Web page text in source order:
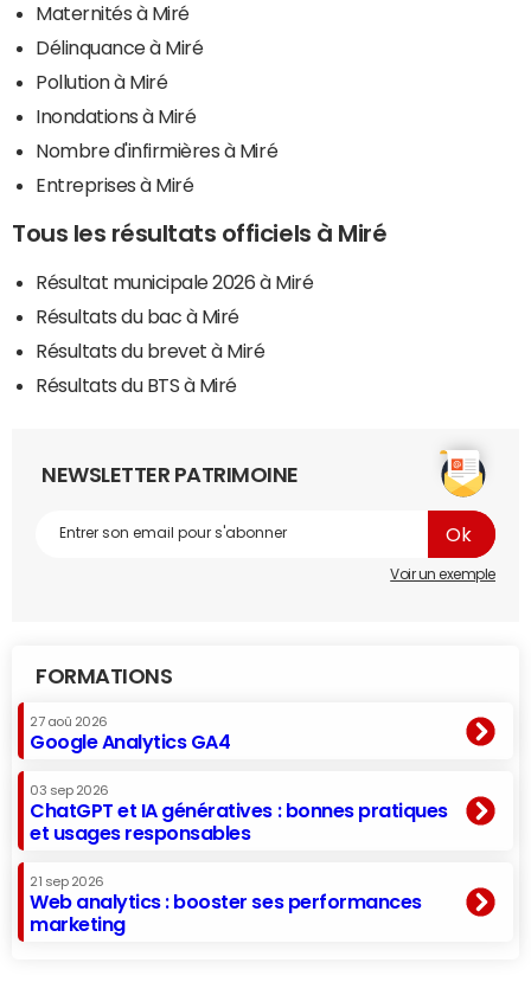
Maternités à Miré
Délinquance à Miré
Pollution à Miré
Inondations à Miré
Nombre d'infirmières à Miré
Entreprises à Miré
Tous les résultats officiels à Miré
Résultat municipale 2026 à Miré
Résultats du bac à Miré
Résultats du brevet à Miré
Résultats du BTS à Miré
NEWSLETTER PATRIMOINE
Voir un exemple
FORMATIONS
27 aoû 2026
Google Analytics GA4
03 sep 2026
ChatGPT et IA génératives : bonnes pratiques
et usages responsables
21 sep 2026
Web analytics : booster ses performances
marketing